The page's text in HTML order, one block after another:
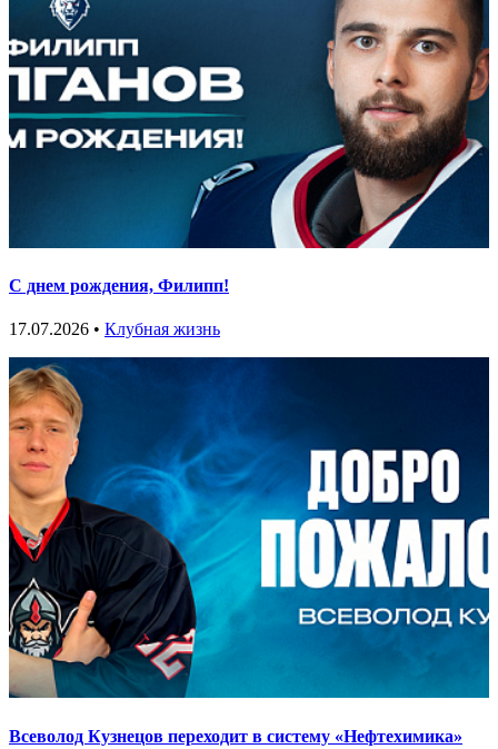
С днем рождения, Филипп!
17.07.2026 • Клубная жизнь
Всеволод Кузнецов переходит в систему «Нефтехимика»